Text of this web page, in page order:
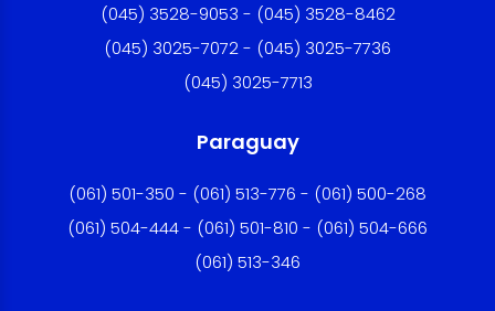
(045) 3528-9053 - (045) 3528-8462
(045) 3025-7072 - (045) 3025-7736
(045) 3025-7713
Paraguay
(061) 501-350 - (061) 513-776 - (061) 500-268
(061) 504-444 - (061) 501-810 - (061) 504-666
(061) 513-346